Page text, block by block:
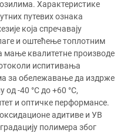
Характеристике
путевих ознака
која спречавају
и оштећење топлотним
мање квалитетне производе
испитивања
за обележавање да издрже
од -40 °C до +60 °C,
и оптичке перформансе.
адитиве и УВ
полимера због